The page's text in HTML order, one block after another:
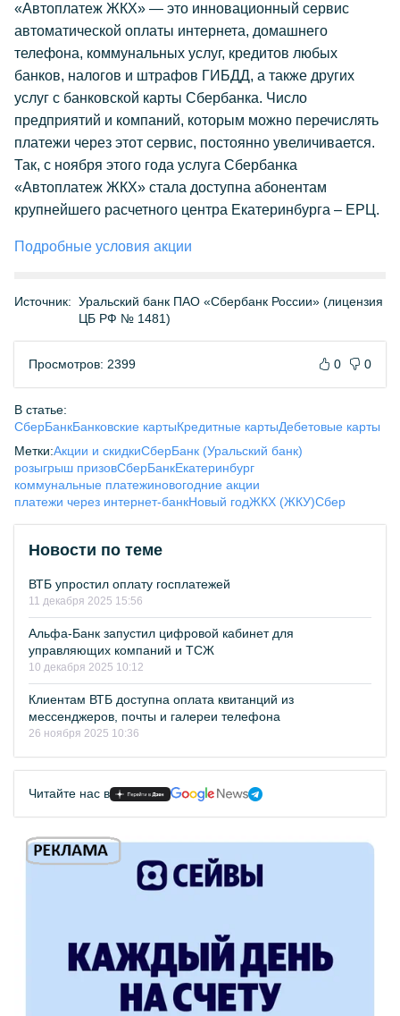
«Автоплатеж ЖКХ» — это инновационный сервис
автоматической оплаты интернета, домашнего
телефона, коммунальных услуг, кредитов любых
банков, налогов и штрафов ГИБДД, а также других
услуг с банковской карты Сбербанка. Число
предприятий и компаний, которым можно перечислять
платежи через этот сервис, постоянно увеличивается.
Так, с ноября этого года услуга Сбербанка
«Автоплатеж ЖКХ» стала доступна абонентам
крупнейшего расчетного центра Екатеринбурга – ЕРЦ.
Подробные условия акции
Источник: Уральский банк ПАО «Сбербанк России» (лицензия
ЦБ РФ № 1481)
Просмотров: 2399 0 0
В статье:
СберБанкБанковские картыКредитные картыДебетовые карты
Метки:Акции и скидкиСберБанк (Уральский банк)
розыгрыш призовСберБанкЕкатеринбург
коммунальные платежиновогодние акции
платежи через интернет-банкНовый годЖКХ (ЖКУ)Сбер
Новости по теме
ВТБ упростил оплату госплатежей
11 декабря 2025 15:56
Альфа-Банк запустил цифровой кабинет для
управляющих компаний и ТСЖ
10 декабря 2025 10:12
Клиентам ВТБ доступна оплата квитанций из
мессенджеров, почты и галереи телефона
26 ноября 2025 10:36
Читайте нас в